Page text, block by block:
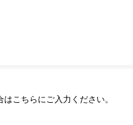
こちらにご入力ください。